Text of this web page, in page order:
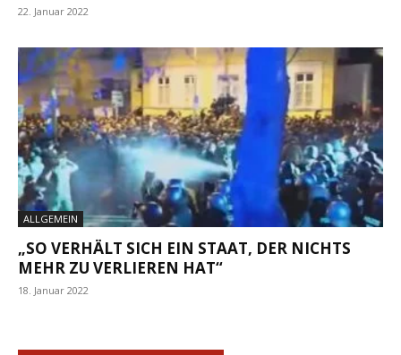
22. Januar 2022
ALLGEMEIN
„SO VERHÄLT SICH EIN STAAT, DER NICHTS
MEHR ZU VERLIEREN HAT“
18. Januar 2022